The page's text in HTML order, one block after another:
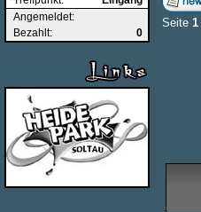
Angemeldet:
Bezahlt:
0
Seite 1